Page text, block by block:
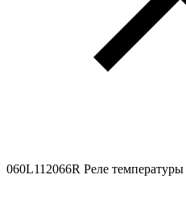
060L112066R Реле